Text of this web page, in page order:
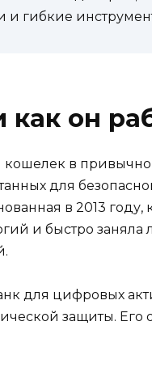
и гибкие
как он
кошелек в
для
в 2013 году,
и быстро
для цифровых
защиты. Его